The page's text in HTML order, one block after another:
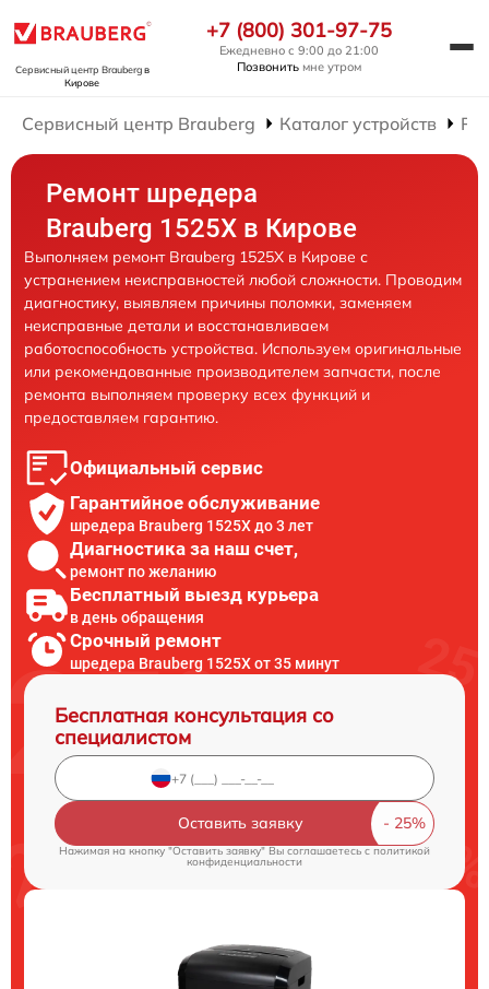
Сервисный центр Braubergв
Кирове
+7 (800) 301-97-75
Ежедневно с 9:00 до 21:00
Позвонить мне утром
Сервисный центр Brauberg Каталог устройств
Ремонт шредера
Brauberg 1525X в Кирове
Выполняем ремонт Brauberg 1525X в Кирове с
устранением неисправностей любой сложности. Проводим
диагностику, выявляем причины поломки, заменяем
неисправные детали и восстанавливаем
работоспособность устройства. Используем оригинальные
или рекомендованные производителем запчасти, после
ремонта выполняем проверку всех функций и
предоставляем гарантию.
Официальный сервис
Гарантийное обслуживание
шредера Brauberg 1525X до 3 лет
Диагностика за наш счет,
ремонт по желанию
Бесплатный выезд курьера
в день обращения
Срочный ремонт
шредера Brauberg 1525X от 35 минут
Бесплатная консультация со
специалистом
Оставить заявку
Нажимая на кнопку "Оставить заявку" Вы соглашаетесь c политикой
конфиденциальности